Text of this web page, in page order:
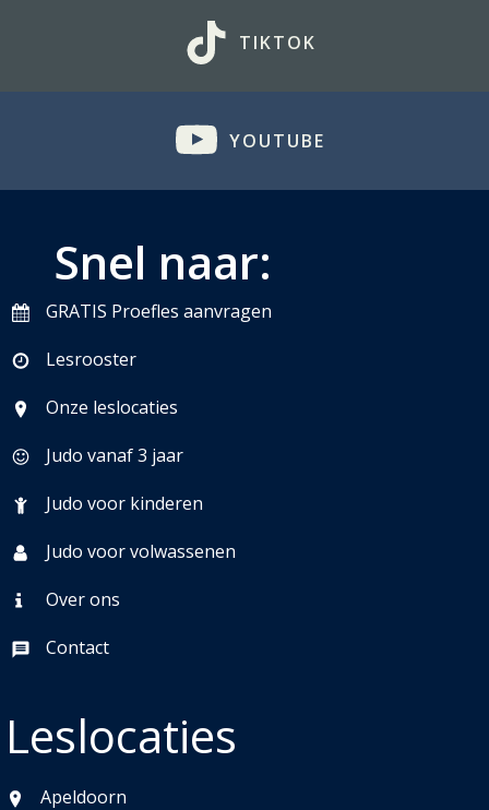
TIKTOK
YOUTUBE
Snel naar:
GRATIS Proefles aanvragen
Lesrooster
Onze leslocaties
Judo vanaf 3 jaar
Judo voor kinderen
Judo voor volwassenen
Over ons
Contact
Leslocaties
Apeldoorn